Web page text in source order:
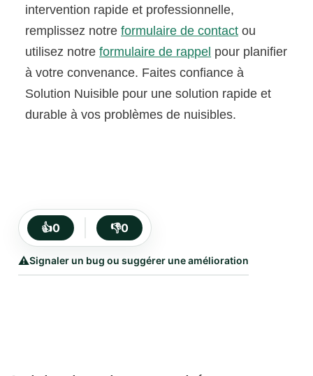
intervention rapide et professionnelle,
remplissez notreformulaire de contact ou
utilisez notreformulaire de rappel pour planifier
à votre convenance. Faites confiance à
Solution Nuisible pour une solution rapide et
durable à vos problèmes de nuisibles.
👍0 👎0
⚠️Signaler un bug ou suggérer une amélioration